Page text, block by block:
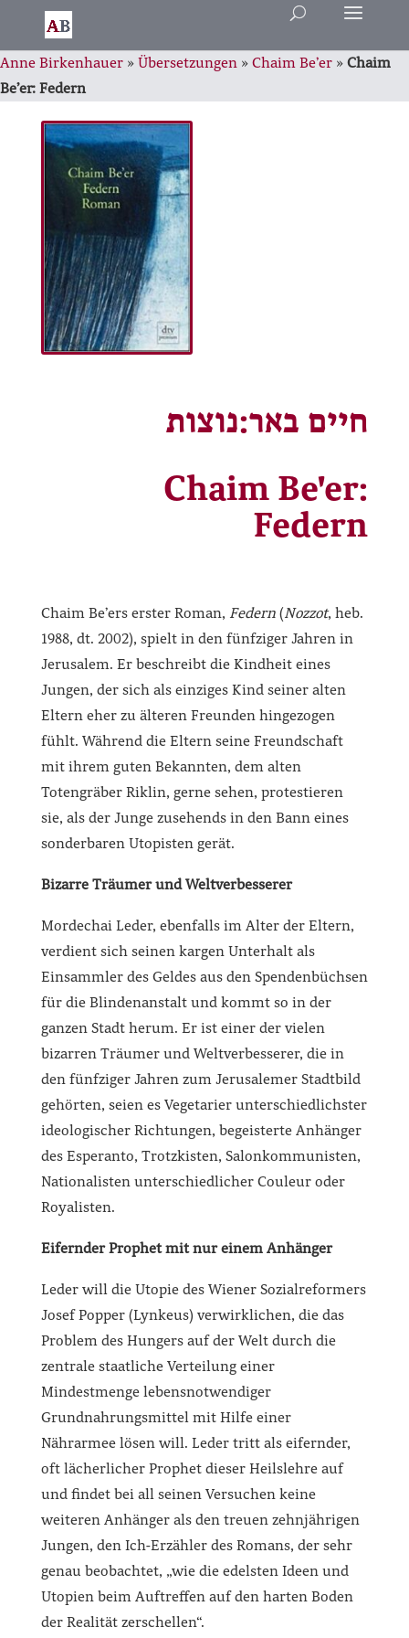
Anne Birkenhauer » Übersetzungen » Chaim Be’er » Chaim
Be’er: Federn
חיים באר:נוצות
Chaim Be'er:
Federn
Chaim Be’ers erster Roman, Federn(Nozzot, heb.
1988, dt. 2002), spielt in den fünfziger Jahren in
Jerusalem. Er beschreibt die Kindheit eines
Jungen, der sich als einziges Kind seiner alten
Eltern eher zu älteren Freunden hingezogen
fühlt. Während die Eltern seine Freundschaft
mit ihrem guten Bekannten, dem alten
Totengräber Riklin, gerne sehen, protestieren
sie, als der Junge zusehends in den Bann eines
sonderbaren Utopisten gerät.
Bizarre Träumer und Weltverbesserer
Mordechai Leder, ebenfalls im Alter der Eltern,
verdient sich seinen kargen Unterhalt als
Einsammler des Geldes aus den Spendenbüchsen
für die Blindenanstalt und kommt so in der
ganzen Stadt herum. Er ist einer der vielen
bizarren Träumer und Weltverbesserer, die in
den fünfziger Jahren zum Jerusalemer Stadtbild
gehörten, seien es Vegetarier unterschiedlichster
ideologischer Richtungen, begeisterte Anhänger
des Esperanto, Trotzkisten, Salonkommunisten,
Nationalisten unterschiedlicher Couleur oder
Royalisten.
Eifernder Prophet mit nur einem Anhänger
Leder will die Utopie des Wiener Sozialreformers
Josef Popper (Lynkeus) verwirklichen, die das
Problem des Hungers auf der Welt durch die
zentrale staatliche Verteilung einer
Mindestmenge lebensnotwendiger
Grundnahrungsmittel mit Hilfe einer
Nährarmee lösen will. Leder tritt als eifernder,
oft lächerlicher Prophet dieser Heilslehre auf
und findet bei all seinen Versuchen keine
weiteren Anhänger als den treuen zehnjährigen
Jungen, den Ich-Erzähler des Romans, der sehr
genau beobachtet, „wie die edelsten Ideen und
Utopien beim Auftreffen auf den harten Boden
der Realität zerschellen“.